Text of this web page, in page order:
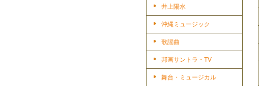
井上陽水
沖縄ミュージック
歌謡曲
邦画サントラ・TV
舞台・ミュージカル